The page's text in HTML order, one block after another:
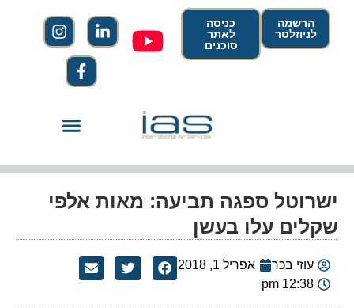
הרשמה
לניוזלטר
כניסה
לאתר
סוכנים
ישרוטל ספגה תביעה: מאות אלפי
שקלים עלו בעשן
עוזי בכר
אפריל 1, 2018
12:38 pm